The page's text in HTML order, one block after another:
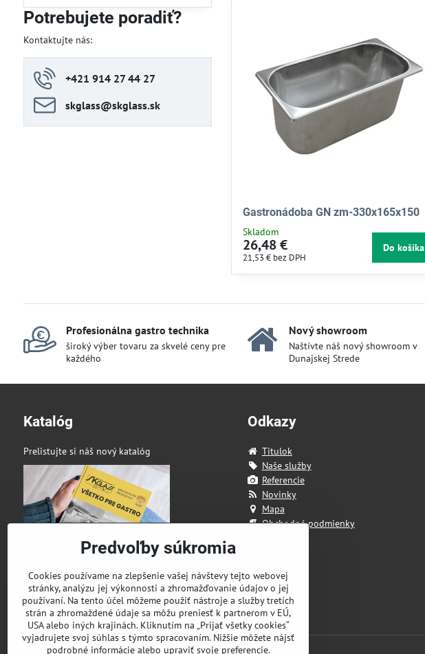
Gastronádoba GN zm-330x165x150
Skladom
26,48 €
21,53 € bez DPH
Do košíka
filtra
fulltextom
Potrebujete poradiť?
Kontaktujte nás:
+421 914 27 44 27
skglass​@skglass​.sk
Profesionálna gastro technika
široký výber tovaru za skvelé ceny pre
každého
Nový showroom
Naštívte náš nový showroom v
Dunajskej Strede
Katalóg
Prelistujte si náš nový katalóg
Odkazy
Titulok
Naše služby
Referencie
Novinky
Mapa
Obchodné podmienky
Predvoľby súkromia
Cookies používame na zlepšenie vašej návštevy tejto webovej
stránky, analýzu jej výkonnosti a zhromažďovanie údajov o jej
používaní. Na tento účel môžeme použiť nástroje a služby tretích
strán a zhromaždené údaje sa môžu preniesť k partnerom v EÚ,
USA alebo iných krajinách. Kliknutím na „Prijať všetky cookies“
vyjadrujete svoj súhlas s týmto spracovaním. Nižšie môžete nájsť
podrobné informácie alebo upraviť svoje preferencie.